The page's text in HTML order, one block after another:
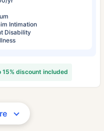
Intimation
Disability
15% discount included